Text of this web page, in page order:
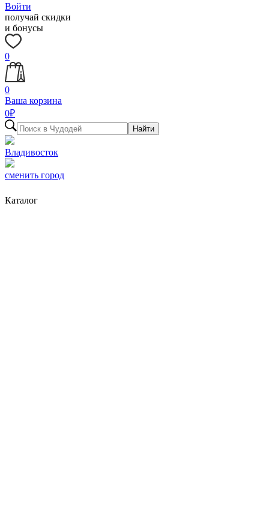
Войти
получай скидки
и бонусы
0
0
Ваша корзина
0₽
Найти
Владивосток
сменить город
Каталог